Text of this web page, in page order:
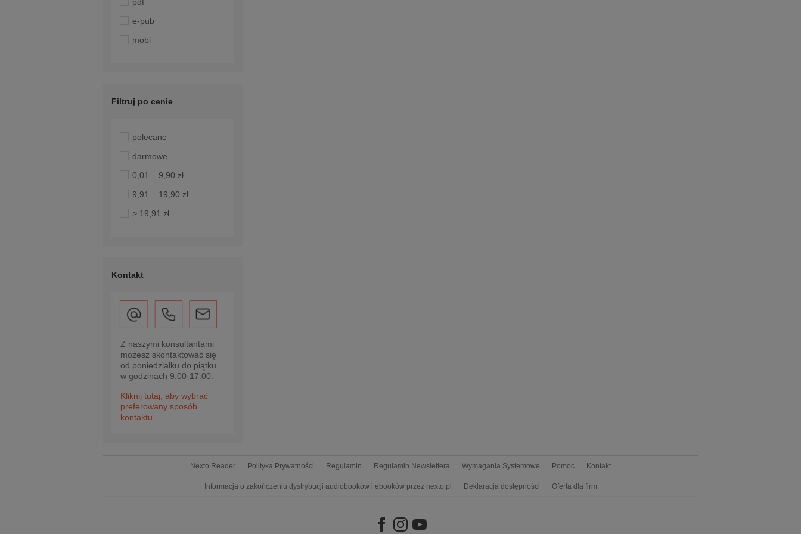
e-pub
mobi
Filtruj po cenie
polecane
darmowe
0,01 – 9,90 zł
9,91 – 19,90 zł
> 19,91 zł
Kontakt
Z naszymi konsultantami
możesz skontaktować się
od poniedziałku do piątku
w godzinach 9:00-17:00.
Kliknij tutaj, aby wybrać
preferowany sposób
kontaktu
Nexto Reader Polityka Prywatności Regulamin Regulamin Newslettera Wymagania Systemowe Pomoc Kontakt
Informacja o zakończeniu dystrybucji audiobooków i ebooków przez nexto.pl Deklaracja dostępności Oferta dla firm